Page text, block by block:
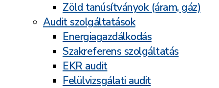
Zöld tanúsítványok (áram, gáz)
Audit szolgáltatások
Energiagazdálkodás
Szakreferens szolgáltatás
EKR audit
Felülvizsgálati audit